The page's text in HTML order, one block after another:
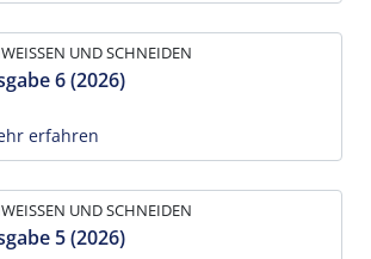
UND SCHNEIDEN
6 (2026)
erfahren
UND SCHNEIDEN
5 (2026)